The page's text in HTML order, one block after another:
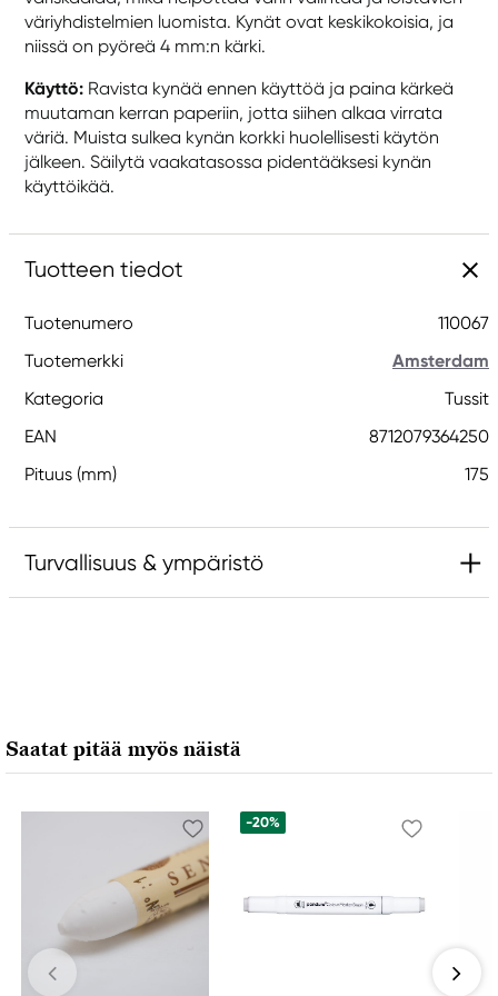
väriyhdistelmien luomista. Kynät ovat keskikokoisia, ja
niissä on pyöreä 4 mm:n kärki.
Käyttö: Ravista kynää ennen käyttöä ja paina kärkeä
muutaman kerran paperiin, jotta siihen alkaa virrata
väriä. Muista sulkea kynän korkki huolellisesti käytön
jälkeen. Säilytä vaakatasossa pidentääksesi kynän
käyttöikää.
Tuotteen tiedot
Tuotenumero
110067
Tuotemerkki
Amsterdam
Kategoria
Tussit
EAN
8712079364250
Pituus (mm)
175
Turvallisuus & ympäristö
7311 PD Apeldoorn, Netherlands
info@royaltalens.com
Saatat pitää myös näistä
-20%